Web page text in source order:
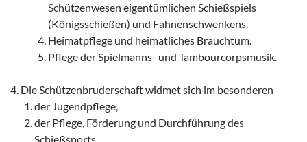
Schützenwesen eigentümlichen Schießspiels
(Königsschießen) und Fahnenschwenkens.
Heimatpflege und heimatliches Brauchtum.
Pflege der Spielmanns- und Tambourcorpsmusik.
Die Schützenbruderschaft widmet sich im besonderen
der Jugendpflege,
der Pflege, Förderung und Durchführung des
Schießsports,